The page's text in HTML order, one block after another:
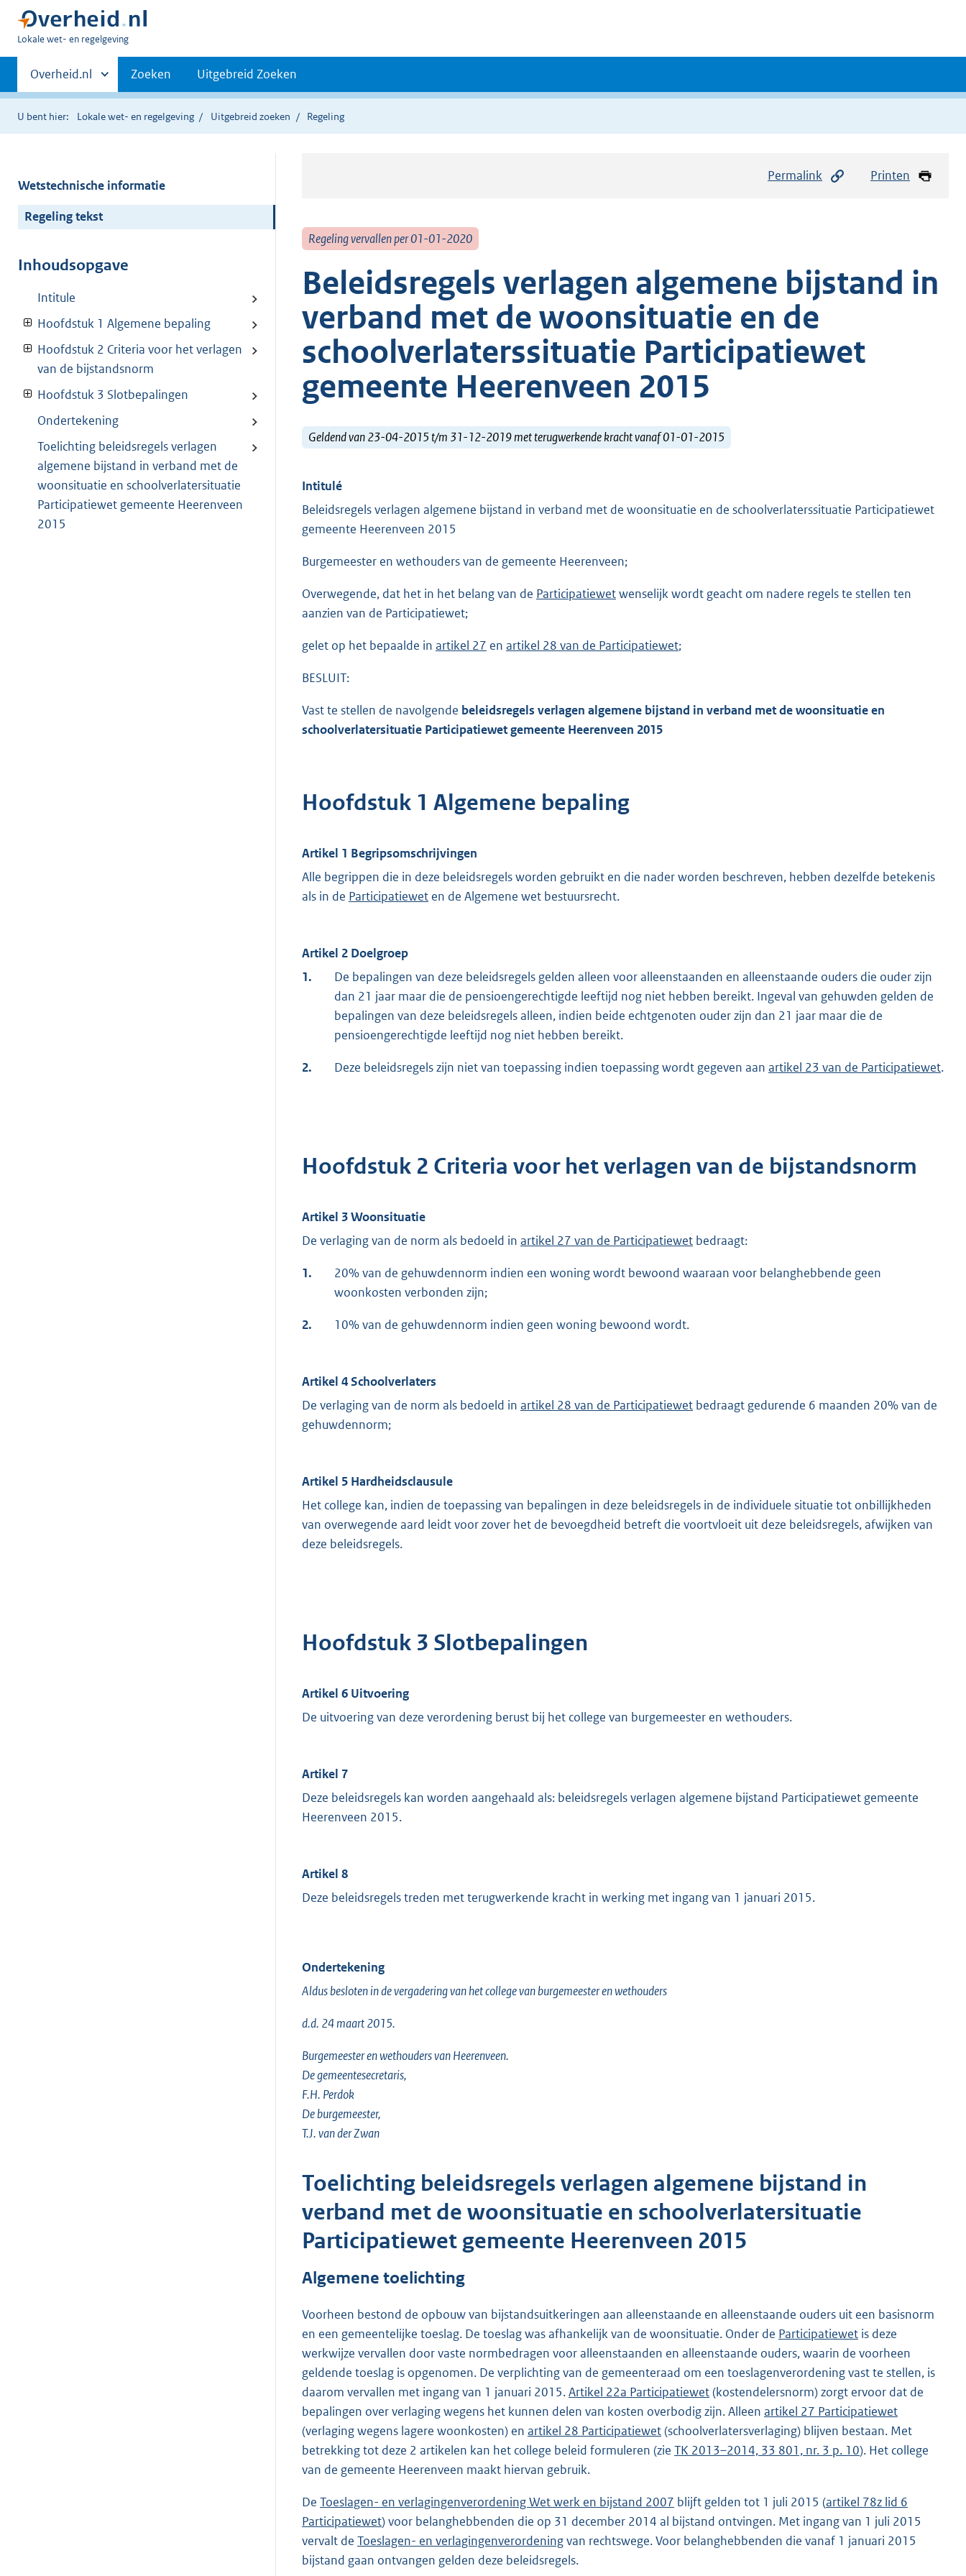
U
hier:
Lokale wet- en regelgeving
Primaire
navigatie
Andere
sites
binnen
Overheid.nl Zoeken Uitgebreid Zoeken
U bent hier: Lokale wet- en regelgeving Uitgebreid zoeken Regeling
Wetstechnische informatie
Regeling tekst
Inhoudsopgave
Intitule
Hoofdstuk 1 Algemene bepaling
Hoofdstuk 2 Criteria voor het verlagen
van de bijstandsnorm
Hoofdstuk 3 Slotbepalingen
Ondertekening
Toelichting beleidsregels verlagen
algemene bijstand in verband met de
woonsituatie en schoolverlatersituatie
Participatiewet gemeente Heerenveen
2015
Permalink Printen
Regeling vervallen per 01-01-2020
Beleidsregels verlagen algemene bijstand in
verband met de woonsituatie en de
schoolverlaterssituatie Participatiewet
gemeente Heerenveen 2015
Geldend van 23-04-2015 t/m 31-12-2019 met terugwerkende kracht vanaf 01-01-2015
Intitulé
Beleidsregels verlagen algemene bijstand in verband met de woonsituatie en de schoolverlaterssituatie Participatiewet
gemeente Heerenveen 2015
Burgemeester en wethouders van de gemeente Heerenveen;
Overwegende, dat het in het belang van de Participatiewetwenselijk wordt geacht om nadere regels te stellen ten
aanzien van de Participatiewet;
gelet op het bepaalde in artikel 27 en artikel 28 van de Participatiewet;
BESLUIT:
Vast te stellen de navolgende beleidsregels verlagen algemene bijstand in verband met de woonsituatie en
schoolverlatersituatie Participatiewet gemeente Heerenveen 2015
Hoofdstuk 1 Algemene bepaling
Artikel 1 Begripsomschrijvingen
Alle begrippen die in deze beleidsregels worden gebruikt en die nader worden beschreven, hebben dezelfde betekenis
als in de Participatiewet en de Algemene wet bestuursrecht.
Artikel 2 Doelgroep
1.
De bepalingen van deze beleidsregels gelden alleen voor alleenstaanden en alleenstaande ouders die ouder zijn
dan 21 jaar maar die de pensioengerechtigde leeftijd nog niet hebben bereikt. Ingeval van gehuwden gelden de
bepalingen van deze beleidsregels alleen, indien beide echtgenoten ouder zijn dan 21 jaar maar die de
pensioengerechtigde leeftijd nog niet hebben bereikt.
2. Deze beleidsregels zijn niet van toepassing indien toepassing wordt gegeven aan artikel 23 van de Participatiewet.
Hoofdstuk 2 Criteria voor het verlagen van de bijstandsnorm
Artikel 3 Woonsituatie
De verlaging van de norm als bedoeld in artikel 27 van de Participatiewet bedraagt:
1.
20% van de gehuwdennorm indien een woning wordt bewoond waaraan voor belanghebbende geen
woonkosten verbonden zijn;
2. 10% van de gehuwdennorm indien geen woning bewoond wordt.
Artikel 4 Schoolverlaters
De verlaging van de norm als bedoeld in artikel 28 van de Participatiewet bedraagt gedurende 6 maanden 20% van de
gehuwdennorm;
Artikel 5 Hardheidsclausule
Het college kan, indien de toepassing van bepalingen in deze beleidsregels in de individuele situatie tot onbillijkheden
van overwegende aard leidt voor zover het de bevoegdheid betreft die voortvloeit uit deze beleidsregels, afwijken van
deze beleidsregels.
Hoofdstuk 3 Slotbepalingen
Artikel 6 Uitvoering
De uitvoering van deze verordening berust bij het college van burgemeester en wethouders.
Artikel 7
Deze beleidsregels kan worden aangehaald als: beleidsregels verlagen algemene bijstand Participatiewet gemeente
Heerenveen 2015.
Artikel 8
Deze beleidsregels treden met terugwerkende kracht in werking met ingang van 1 januari 2015.
Ondertekening
Aldus besloten in de vergadering van het college van burgemeester en wethouders
d.d. 24 maart 2015.
Burgemeester en wethouders van Heerenveen.
De gemeentesecretaris,
F.H. Perdok
De burgemeester,
T.J. van der Zwan
Toelichting beleidsregels verlagen algemene bijstand in
verband met de woonsituatie en schoolverlatersituatie
Participatiewet gemeente Heerenveen 2015
Algemene toelichting
Voorheen bestond de opbouw van bijstandsuitkeringen aan alleenstaande en alleenstaande ouders uit een basisnorm
en een gemeentelijke toeslag. De toeslag was afhankelijk van de woonsituatie. Onder de Participatiewet is deze
werkwijze vervallen door vaste normbedragen voor alleenstaanden en alleenstaande ouders, waarin de voorheen
geldende toeslag is opgenomen. De verplichting van de gemeenteraad om een toeslagenverordening vast te stellen, is
daarom vervallen met ingang van 1 januari 2015.Artikel 22a Participatiewet(kostendelersnorm) zorgt ervoor dat de
bepalingen over verlaging wegens het kunnen delen van kosten overbodig zijn. Alleen artikel 27 Participatiewet
(verlaging wegens lagere woonkosten) en artikel 28 Participatiewet(schoolverlatersverlaging) blijven bestaan. Met
betrekking tot deze 2 artikelen kan het college beleid formuleren (zie TK 2013–2014, 33 801, nr. 3 p. 10). Het college
van de gemeente Heerenveen maakt hiervan gebruik.
De Toeslagen- en verlagingenverordening Wet werk en bijstand 2007 blijft gelden tot 1 juli 2015 (artikel 78z lid 6
Participatiewet) voor belanghebbenden die op 31 december 2014 al bijstand ontvingen. Met ingang van 1 juli 2015
vervalt de Toeslagen- en verlagingenverordeningvan rechtswege. Voor belanghebbenden die vanaf 1 januari 2015
bijstand gaan ontvangen gelden deze beleidsregels.